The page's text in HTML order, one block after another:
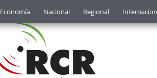
Economía Nacional Regional